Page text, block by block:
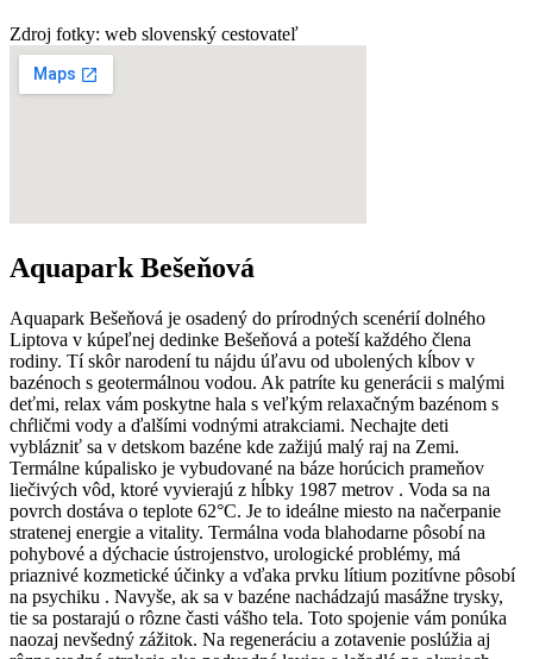
Zdroj fotky: web slovenský cestovateľ
Aquapark Bešeňová
Aquapark Bešeňová je osadený do prírodných scenérií dolného
Liptova v kúpeľnej dedinke Bešeňová a poteší každého člena
rodiny. Tí skôr narodení tu nájdu úľavu od ubolených kĺbov v
bazénoch s geotermálnou vodou. Ak patríte ku generácii s malými
deťmi, relax vám poskytne hala s veľkým relaxačným bazénom s
chŕličmi vody a ďalšími vodnými atrakciami. Nechajte deti
vyblázniť sa v detskom bazéne kde zažijú malý raj na Zemi.
Termálne kúpalisko je vybudované na báze horúcich prameňov
liečivých vôd, ktoré vyvierajú z hĺbky 1987 metrov . Voda sa na
povrch dostáva o teplote 62°C. Je to ideálne miesto na načerpanie
stratenej energie a vitality. Termálna voda blahodarne pôsobí na
pohybové a dýchacie ústrojenstvo, urologické problémy, má
priaznivé kozmetické účinky a vďaka prvku lítium pozitívne pôsobí
na psychiku . Navyše, ak sa v bazéne nachádzajú masážne trysky,
tie sa postarajú o rôzne časti vášho tela. Toto spojenie vám ponúka
naozaj nevšedný zážitok. Na regeneráciu a zotavenie poslúžia aj